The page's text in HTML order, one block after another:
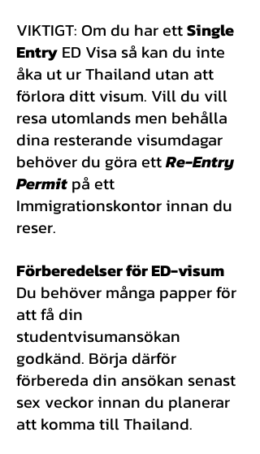
VIKTIGT: Om du har ettSingle
Entry ED Visa så kan du inte
åka ut ur Thailand utan att
förlora ditt visum. Vill du vill
resa utomlands men behålla
dina resterande visumdagar
behöver du göra ettRe-Entry
Permit på ett
Immigrationskontor innan du
reser.
Förberedelser för ED-visum
Du behöver många papper för
att få din
studentvisumansökan
godkänd. Börja därför
förbereda din ansökan senast
sex veckor innan du planerar
att komma till Thailand.